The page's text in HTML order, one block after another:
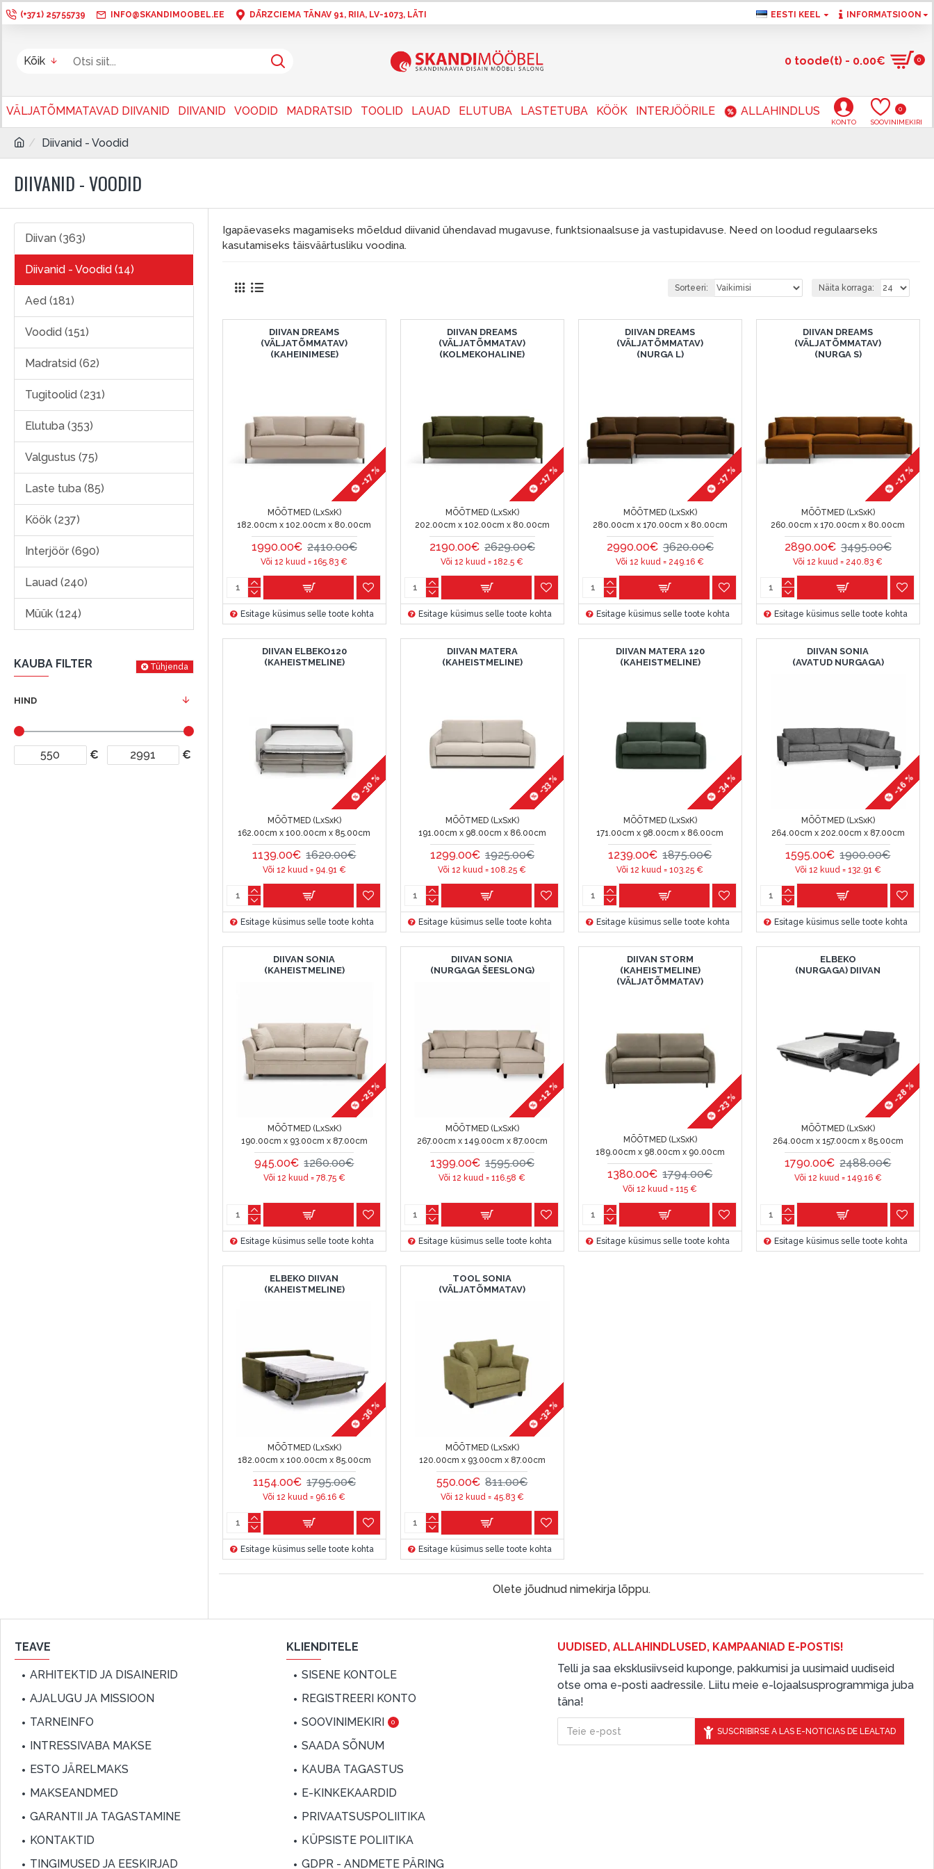
(+371) 25755739 INFO@SKANDIMOOBEL.EE DĀRZCIEMA TÄNAV 91, RIIA, LV-1073, LÄTI EESTI KEEL INFORMATSIOON
Kõik 0 toode(t) - 0.00€ 0
VÄLJATÕMMATAVAD DIIVANID DIIVANID VOODID MADRATSID TOOLID LAUAD ELUTUBA LASTETUBA KÖÖK INTERJÖÖRILE ALLAHINDLUS
KONTO SOOVINIMEKIRI
0
Diivanid - Voodid
DIIVANID - VOODID
Diivan (363)
Diivanid - Voodid (14)
Aed (181)
Voodid (151)
Madratsid (62)
Tugitoolid (231)
Elutuba (353)
Valgustus (75)
Laste tuba (85)
Köök (237)
Interjöör (690)
Lauad (240)
Müük (124)
KAUBA FILTER Tühjenda
HIND
€ €
Igapäevaseks magamiseks mõeldud diivanid ühendavad mugavuse, funktsionaalsuse ja vastupidavuse. Need on loodud regulaarseks
kasutamiseks täisväärtusliku voodina.
Sorteeri: Näita korraga:
DIIVAN DREAMS
(VÄLJATÕMMATAV)
(KAHEINIMESE)
-17 %
MÕÕTMED (LxSxK)
182.00cm x 102.00cm x 80.00cm
1990.00€ 2410.00€
Või 12 kuud =165.83 €
Esitage küsimus selle toote kohta
DIIVAN DREAMS
(VÄLJATÕMMATAV)
(KOLMEKOHALINE)
-17 %
MÕÕTMED (LxSxK)
202.00cm x 102.00cm x 80.00cm
2190.00€ 2629.00€
Või 12 kuud =182.5 €
Esitage küsimus selle toote kohta
DIIVAN DREAMS
(VÄLJATÕMMATAV)
(NURGA L)
-17 %
MÕÕTMED (LxSxK)
280.00cm x 170.00cm x 80.00cm
2990.00€ 3620.00€
Või 12 kuud =249.16 €
Esitage küsimus selle toote kohta
DIIVAN DREAMS
(VÄLJATÕMMATAV)
(NURGA S)
-17 %
MÕÕTMED (LxSxK)
260.00cm x 170.00cm x 80.00cm
2890.00€ 3495.00€
Või 12 kuud =240.83 €
Esitage küsimus selle toote kohta
DIIVAN ELBEKO120
(KAHEISTMELINE)
-30 %
MÕÕTMED (LxSxK)
162.00cm x 100.00cm x 85.00cm
1139.00€ 1620.00€
Või 12 kuud = 94.91 €
Esitage küsimus selle toote kohta
DIIVAN MATERA
(KAHEISTMELINE)
-33 %
MÕÕTMED (LxSxK)
191.00cm x 98.00cm x 86.00cm
1299.00€ 1925.00€
Või 12 kuud =108.25 €
Esitage küsimus selle toote kohta
DIIVAN MATERA 120
(KAHEISTMELINE)
-34 %
MÕÕTMED (LxSxK)
171.00cm x 98.00cm x 86.00cm
1239.00€ 1875.00€
Või 12 kuud =103.25 €
Esitage küsimus selle toote kohta
DIIVAN SONIA
(AVATUD NURGAGA)
-16 %
MÕÕTMED (LxSxK)
264.00cm x 202.00cm x 87.00cm
1595.00€ 1900.00€
Või 12 kuud = 132.91 €
Esitage küsimus selle toote kohta
DIIVAN SONIA
(KAHEISTMELINE)
-25 %
MÕÕTMED (LxSxK)
190.00cm x 93.00cm x 87.00cm
945.00€ 1260.00€
Või 12 kuud = 78.75€
Esitage küsimus selle toote kohta
DIIVAN SONIA
(NURGAGA ŠEESLONG)
-12 %
MÕÕTMED (LxSxK)
267.00cm x 149.00cm x 87.00cm
1399.00€ 1595.00€
Või 12 kuud =116.58 €
Esitage küsimus selle toote kohta
DIIVAN STORM
(KAHEISTMELINE)
(VÄLJATÕMMATAV)
-23 %
MÕÕTMED (LxSxK)
189.00cm x 98.00cm x 90.00cm
1380.00€ 1794.00€
Või 12 kuud =115 €
Esitage küsimus selle toote kohta
ELBEKO
(NURGAGA) DIIVAN
-28 %
MÕÕTMED (LxSxK)
264.00cm x 157.00cm x 85.00cm
1790.00€ 2488.00€
Või 12 kuud = 149.16€
Esitage küsimus selle toote kohta
ELBEKO DIIVAN
(KAHEISTMELINE)
-36 %
MÕÕTMED (LxSxK)
182.00cm x 100.00cm x 85.00cm
1154.00€ 1795.00€
Või 12 kuud = 96.16 €
Esitage küsimus selle toote kohta
TOOL SONIA
(VÄLJATÕMMATAV)
-32 %
MÕÕTMED (LxSxK)
120.00cm x 93.00cm x 87.00cm
550.00€ 811.00€
Või 12 kuud = 45.83€
Esitage küsimus selle toote kohta
Olete jõudnud nimekirja lõppu.
TEAVE
ARHITEKTID JA DISAINERID
AJALUGU JA MISSIOON
TARNEINFO
INTRESSIVABA MAKSE
ESTO JÄRELMAKS
MAKSEANDMED
GARANTII JA TAGASTAMINE
KONTAKTID
TINGIMUSED JA EESKIRJAD
KLIENDITELE
SISENE KONTOLE
REGISTREERI KONTO
SOOVINIMEKIRI
0
SAADA SÕNUM
KAUBA TAGASTUS
E-KINKEKAARDID
PRIVAATSUSPOLIITIKA
KÜPSISTE POLIITIKA
GDPR - ANDMETE PÄRING
UUDISED, ALLAHINDLUSED, KAMPAANIAD E-POSTIS!
Telli ja saa eksklusiivseid kuponge, pakkumisi ja uusimaid uudiseid
otse oma e-posti aadressile. Liitu meie e-lojaalsusprogrammiga juba
täna!
SUSCRIBIRSE A LAS E-NOTICIAS DE LEALTAD